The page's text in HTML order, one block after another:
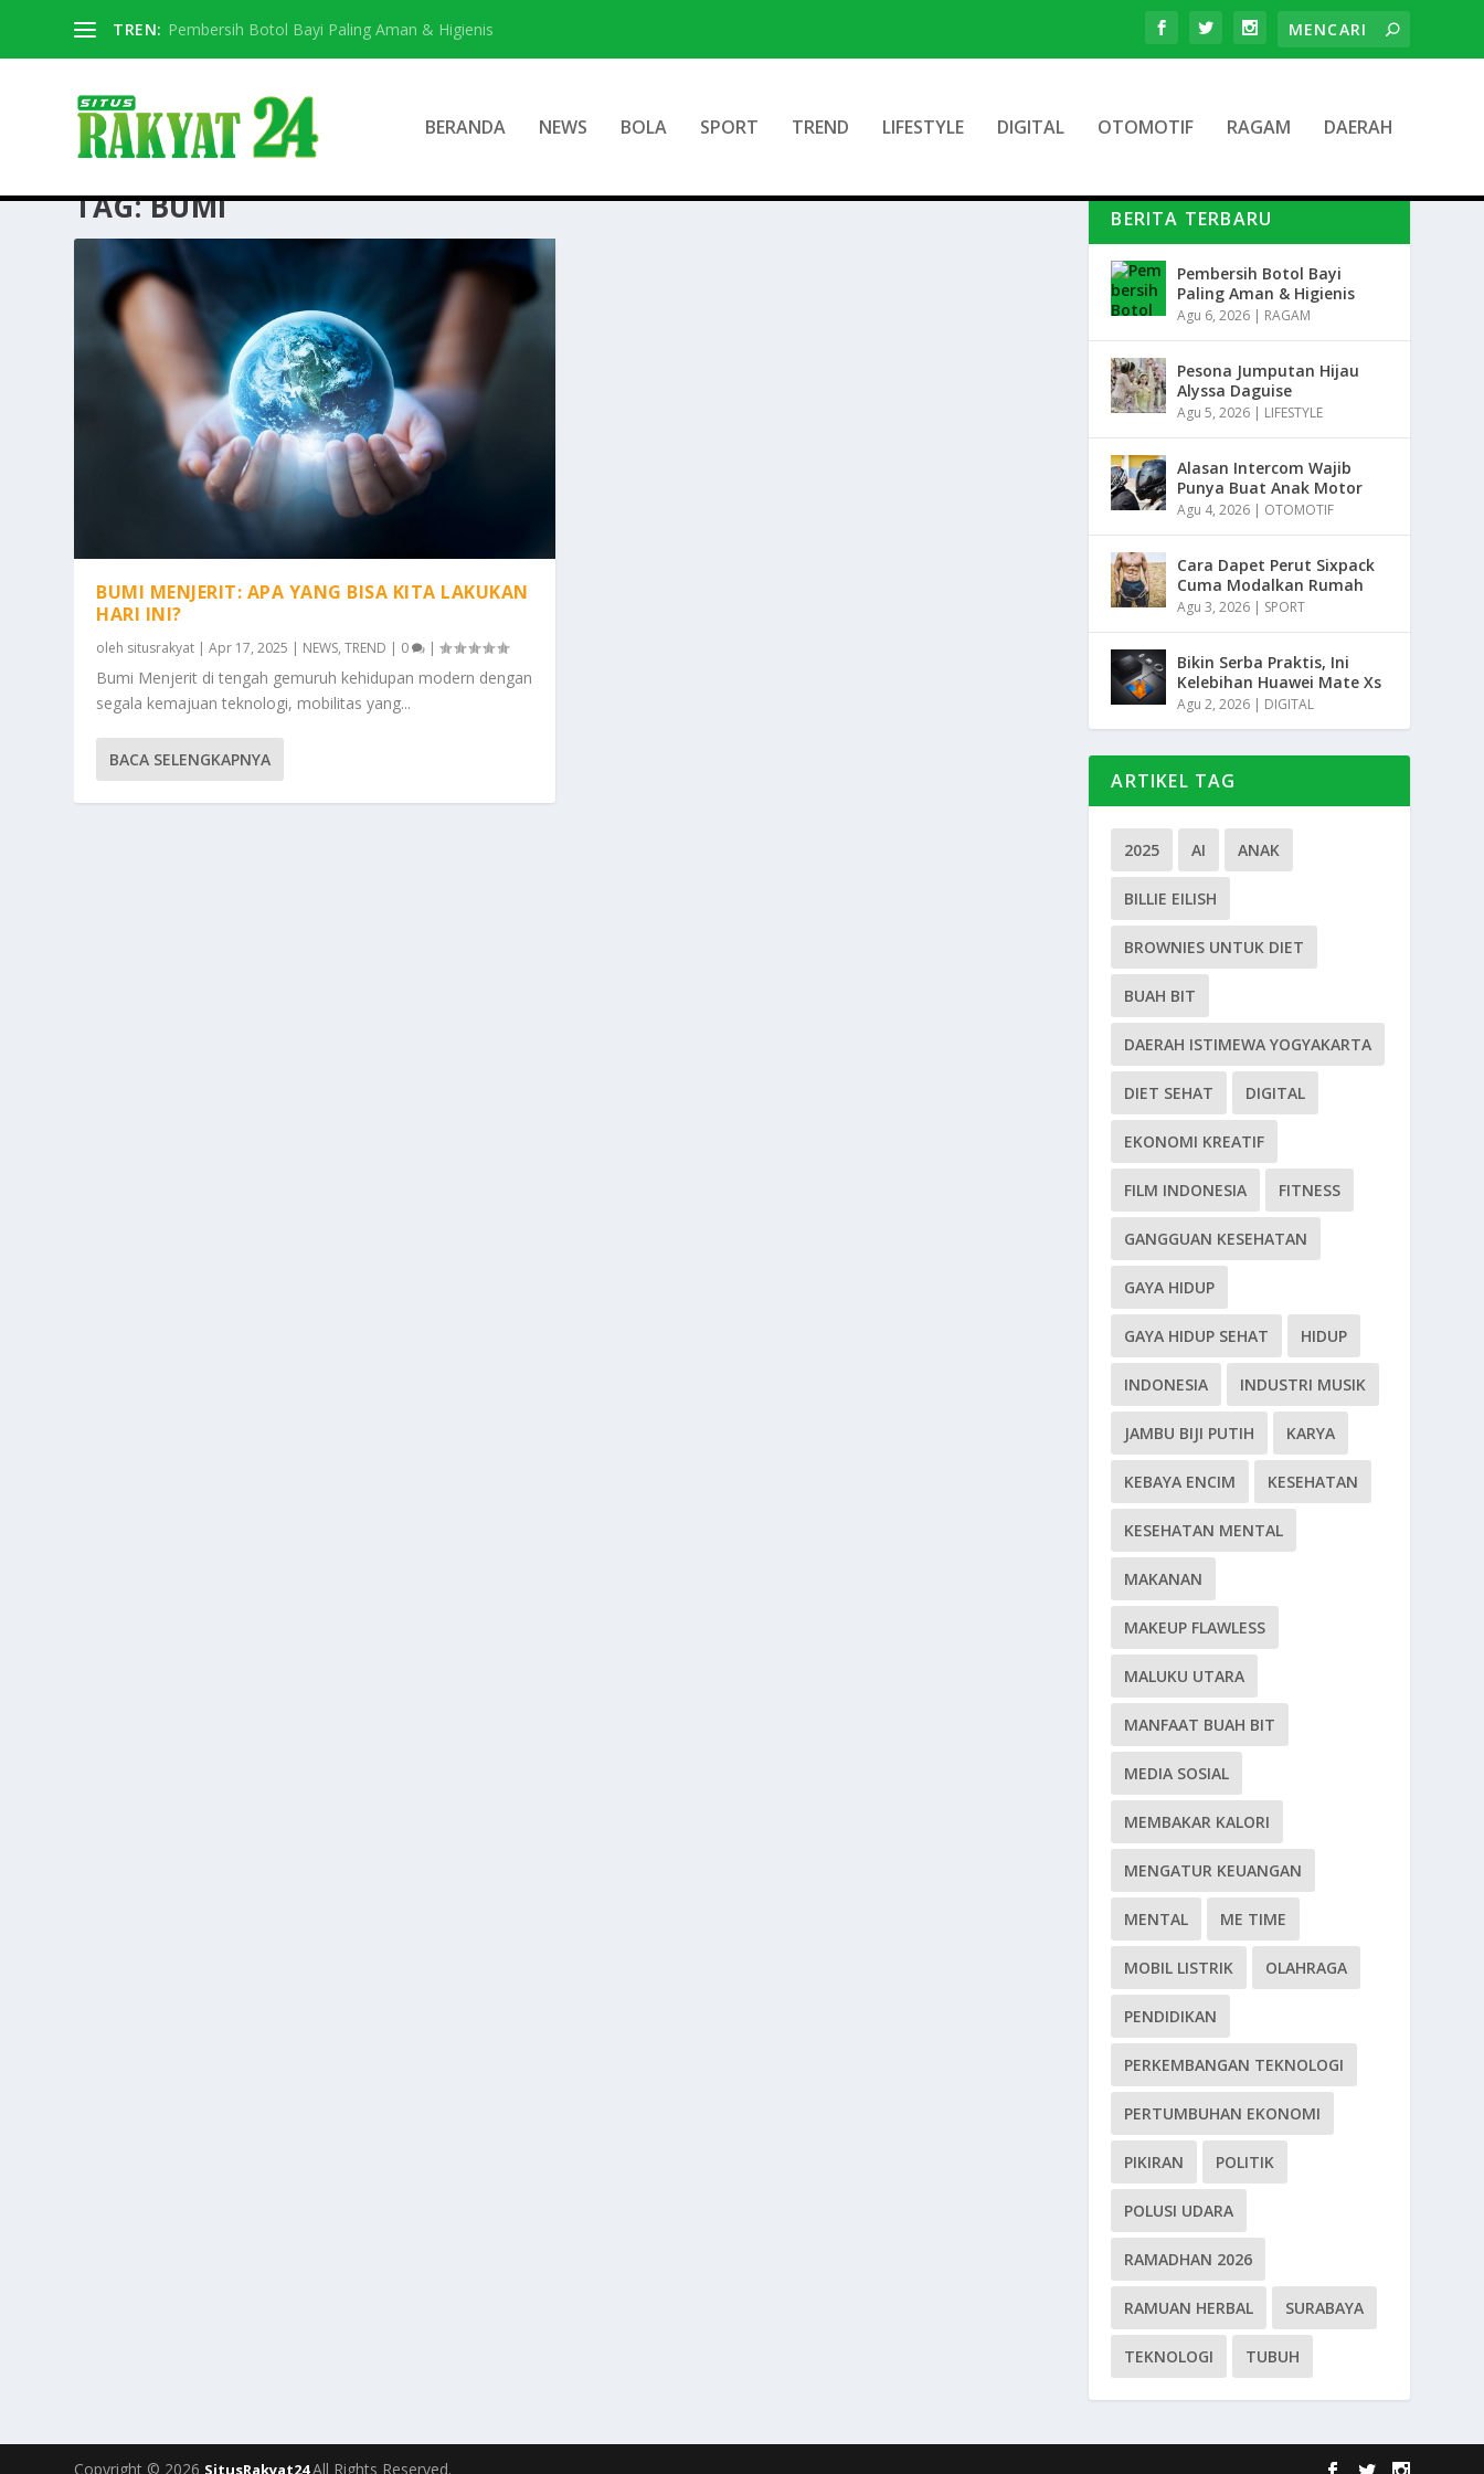
TREN: Pembersih Botol Bayi Paling Aman & Higienis
BERANDA NEWS BOLA SPORT TREND LIFESTYLE DIGITAL OTOMOTIF RAGAM DAERAH
TAG:BUMI
BUMI MENJERIT: APA YANG BISA KITA LAKUKAN
HARI INI?
oleh situsrakyat |Apr 17, 2025 | NEWS,TREND | 0 |
Bumi Menjerit di tengah gemuruh kehidupan modern dengan
segala kemajuan teknologi, mobilitas yang...
BACA SELENGKAPNYA
BERITA TERBARU
Pembersih Botol Bayi
Paling Aman & Higienis
Agu 6, 2026 | RAGAM
Pesona Jumputan Hijau
Alyssa Daguise
Agu 5, 2026 | LIFESTYLE
Alasan Intercom Wajib
Punya Buat Anak Motor
Agu 4, 2026 | OTOMOTIF
Cara Dapet Perut Sixpack
Cuma Modalkan Rumah
Agu 3, 2026 | SPORT
Bikin Serba Praktis, Ini
Kelebihan Huawei Mate Xs
Agu 2, 2026 | DIGITAL
ARTIKEL TAG
2025 AI ANAK
BILLIE EILISH
BROWNIES UNTUK DIET
BUAH BIT
DAERAH ISTIMEWA YOGYAKARTA
DIET SEHAT DIGITAL
EKONOMI KREATIF
FILM INDONESIA FITNESS
GANGGUAN KESEHATAN
GAYA HIDUP
GAYA HIDUP SEHAT HIDUP
INDONESIA INDUSTRI MUSIK
JAMBU BIJI PUTIH KARYA
KEBAYA ENCIM KESEHATAN
KESEHATAN MENTAL
MAKANAN
MAKEUP FLAWLESS
MALUKU UTARA
MANFAAT BUAH BIT
MEDIA SOSIAL
MEMBAKAR KALORI
MENGATUR KEUANGAN
MENTAL ME TIME
MOBIL LISTRIK OLAHRAGA
PENDIDIKAN
PERKEMBANGAN TEKNOLOGI
PERTUMBUHAN EKONOMI
PIKIRAN POLITIK
POLUSI UDARA
RAMADHAN 2026
RAMUAN HERBAL SURABAYA
TEKNOLOGI TUBUH
Copyright © 2026 All Rights Reserved.